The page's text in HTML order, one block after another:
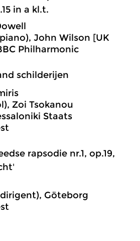
in a kl.t.
John Wilson [UK
Philharmonic
schilderijen
Zoi Tsokanou
Staats
rapsodie nr.1, op.19,
Göteborg